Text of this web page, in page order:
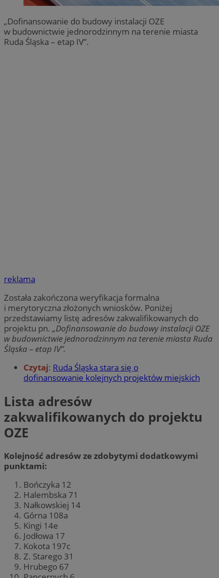
„Dofinansowanie do budowy instalacji OZE
w budownictwie jednorodzinnym na terenie miasta
Ruda Śląska – etap IV”.
reklama
Została zakończona weryfikacja formalna
i merytoryczna złożonych wniosków. Poniżej
przedstawiamy listę adresów zakwalifikowanych do
projektu pn. „Dofinansowanie do budowy instalacji OZE
w budownictwie jednorodzinnym na terenie miasta Ruda
Śląska – etap IV”.
Czytaj: Ruda Śląska stara się o
dofinansowanie kolejnych projektów miejskich
Lista adresów
zakwalifikowanych do projektu
OZE
Kolejność adresów ze zdobytymi dodatkowymi
punktami:
Bończyka 12
Halembska 71
Nałkowskiej 14
Górna 108a
Kingi 14e
Jodłowa 17
Kokota 197c
Z. Starego 31
Hrubego 67